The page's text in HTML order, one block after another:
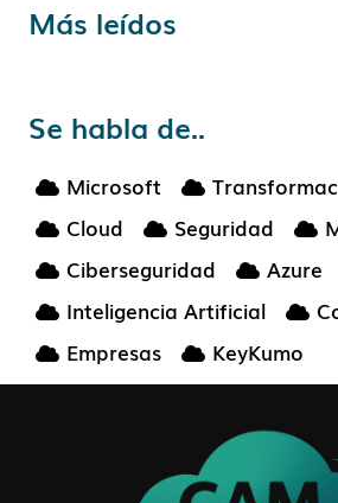
Más leídos
Se habla de..
Microsoft
Cloud
Seguridad
Ciberseguridad
Azure
Inteligencia Artificial
Empresas
KeyKumo